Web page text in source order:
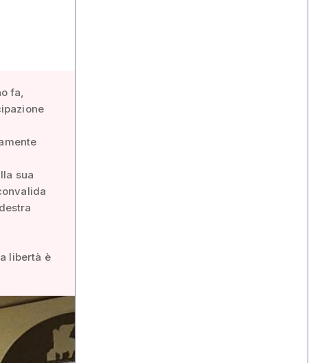
fa,
sua
libertà è